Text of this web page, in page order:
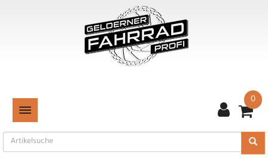
TOGGLE NAVIGATION
0